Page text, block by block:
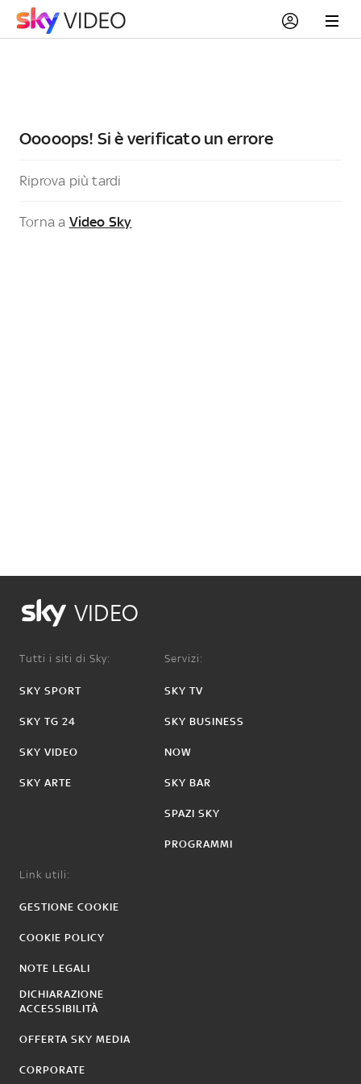
Ooooops! Si è verificato un errore
Riprova più tardi
Torna a Video Sky
VIDEO
Tutti i siti di Sky:
SKY SPORT
SKY TG 24
SKY VIDEO
SKY ARTE
Servizi:
SKY TV
SKY BUSINESS
NOW
SKY BAR
SPAZI SKY
PROGRAMMI
Link utili:
GESTIONE COOKIE
COOKIE POLICY
NOTE LEGALI
DICHIARAZIONE
ACCESSIBILITÀ
OFFERTA SKY MEDIA
CORPORATE